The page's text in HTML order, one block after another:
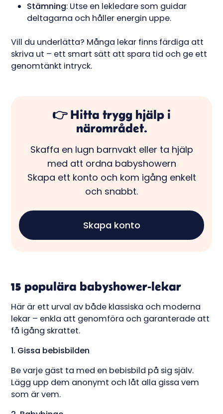
Stämning: Utse en lekledare som guidar
deltagarna och håller energin uppe.
Vill du underlätta? Många lekar finns färdiga att
skriva ut – ett smart sätt att spara tid och ge ett
genomtänkt intryck.
👉 Hitta trygg hjälp i
närområdet.
Skaffa en lugn barnvakt eller ta hjälp
med att ordna babyshowern
Skapa ett konto och kom igång enkelt
och snabbt.
Skapa konto
15 populära babyshower-lekar
Här är ett urval av både klassiska och moderna
lekar – enkla att genomföra och garanterade att
få igång skrattet.
1. Gissa bebisbilden
Be varje gäst ta med en bebisbild på sig själv.
Lägg upp dem anonymt och låt alla gissa vem
som är vem.